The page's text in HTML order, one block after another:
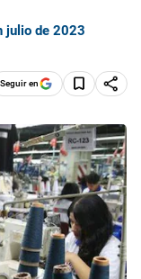
julio de 2023
Seguir en